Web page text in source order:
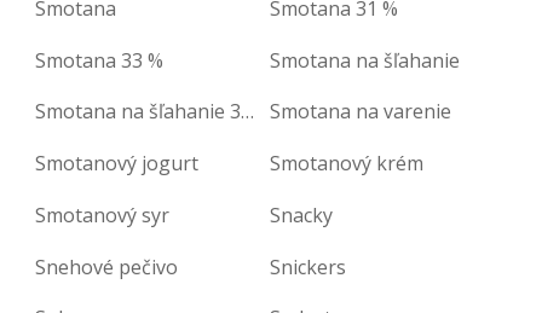
Smotana
Smotana 31 %
Smotana 33 %
Smotana na šľahanie
Smotana na šľahanie 33 %
Smotana na varenie
Smotanový jogurt
Smotanový krém
Smotanový syr
Snacky
Snehové pečivo
Snickers